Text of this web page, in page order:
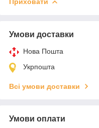
Умови доставки
Нова Пошта
Укрпошта
Всі умови доставки
Умови оплати